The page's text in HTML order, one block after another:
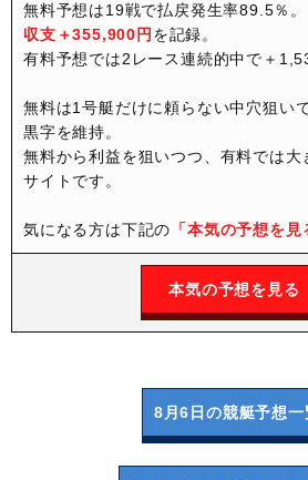
無料予想は19戦で払戻発生率89.5％。
収支＋355,900円 を記録。
有料予想では2レース連続的中で＋
無料は1号艇だけに頼らない中穴狙い
黒字を維持。
無料から利益を狙いつつ、有料では大
サイトです。
気になる方は下記の 「本気の予想を見
本気の予想を見る
8月6日の競艇予想一